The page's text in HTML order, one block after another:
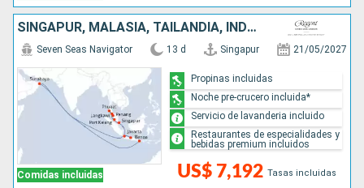
SINGAPUR, MALASIA, TAILANDIA, INDONESIA
Comidas incluidas
Seven Seas Navigator 13 d Singapur 21/05/2027
US$ 7,192 Tasas incluidas
Propinas incluidas
Noche pre-crucero incluida*
Servicio de lavanderia incluido
Restaurantes de especialidades y
bebidas premium incluidos